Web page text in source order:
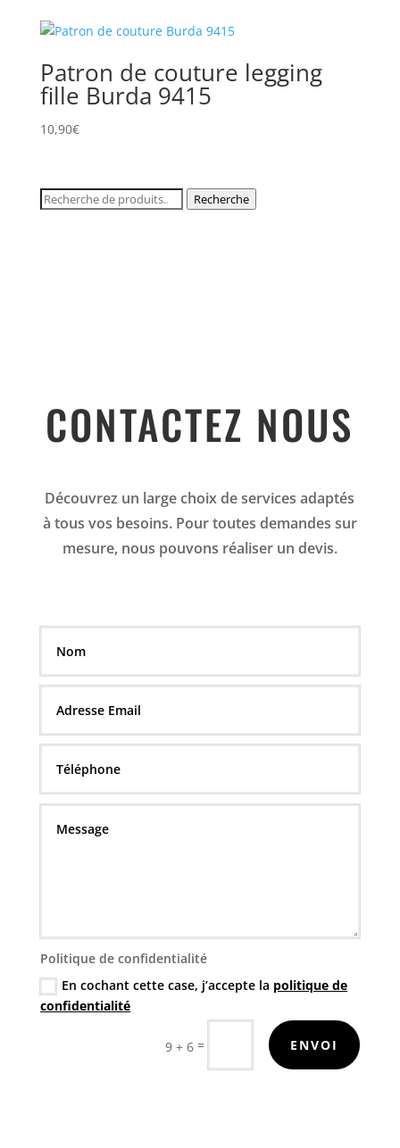
Patron de couture legging
fille Burda 9415
10,90€
Recherche
Recherche
CONTACTEZ NOUS
Découvrez un large choix de services adaptés
à tous vos besoins. Pour toutes demandes sur
mesure, nous pouvons réaliser un devis.
Politique de confidentialité
En cochant cette case, j’accepte la politique de
confidentialité
9 + 6 = ENVOI